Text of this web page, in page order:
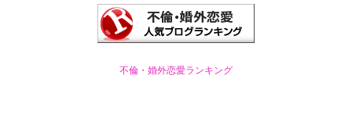
不倫・婚外恋愛ランキング